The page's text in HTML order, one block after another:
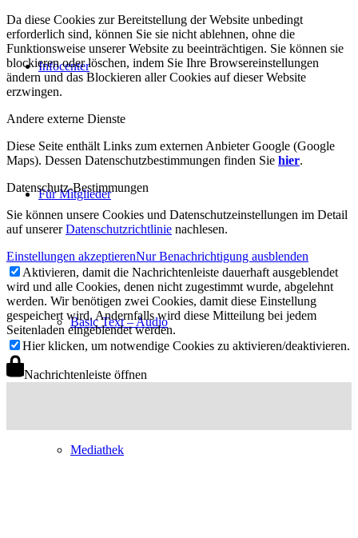
Infocenter
Für Mitglieder
Basic Text – Audio
Mediathek
Da diese Cookies zur Bereitstellung der Website unbedingt
erforderlich sind, können Sie sie nicht ablehnen, ohne die
Funktionsweise unserer Website zu beeinträchtigen. Sie können sie
blockieren oder löschen, indem Sie Ihre Browsereinstellungen
ändern und das Blockieren aller Cookies auf dieser Website
erzwingen.
Andere externe Dienste
Diese Seite enthält Links zum externen Anbieter Google (Google
Maps). Dessen Datenschutzbestimmungen finden Sie hier.
Datenschutz-Bestimmungen
Sie können unsere Cookies und Datenschutzeinstellungen im Detail
auf unsererDatenschutzrichtlinie nachlesen.
Einstellungen akzeptierenNur Benachrichtigung ausblenden
Aktivieren, damit die Nachrichtenleiste dauerhaft ausgeblendet
wird und alle Cookies, denen nicht zugestimmt wurde, abgelehnt
werden. Wir benötigen zwei Cookies, damit diese Einstellung
gespeichert wird. Andernfalls wird diese Mitteilung bei jedem
Seitenladen eingeblendet werden.
Hier klicken, um notwendige Cookies zu aktivieren/deaktivieren.
Nachrichtenleiste öffnen